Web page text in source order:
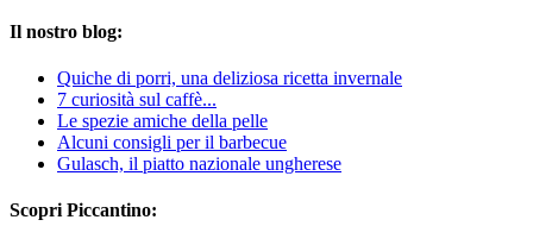
Il nostro blog:
Quiche di porri, una deliziosa ricetta invernale
7 curiosità sul caffè...
Le spezie amiche della pelle
Alcuni consigli per il barbecue
Gulasch, il piatto nazionale ungherese
Scopri Piccantino: